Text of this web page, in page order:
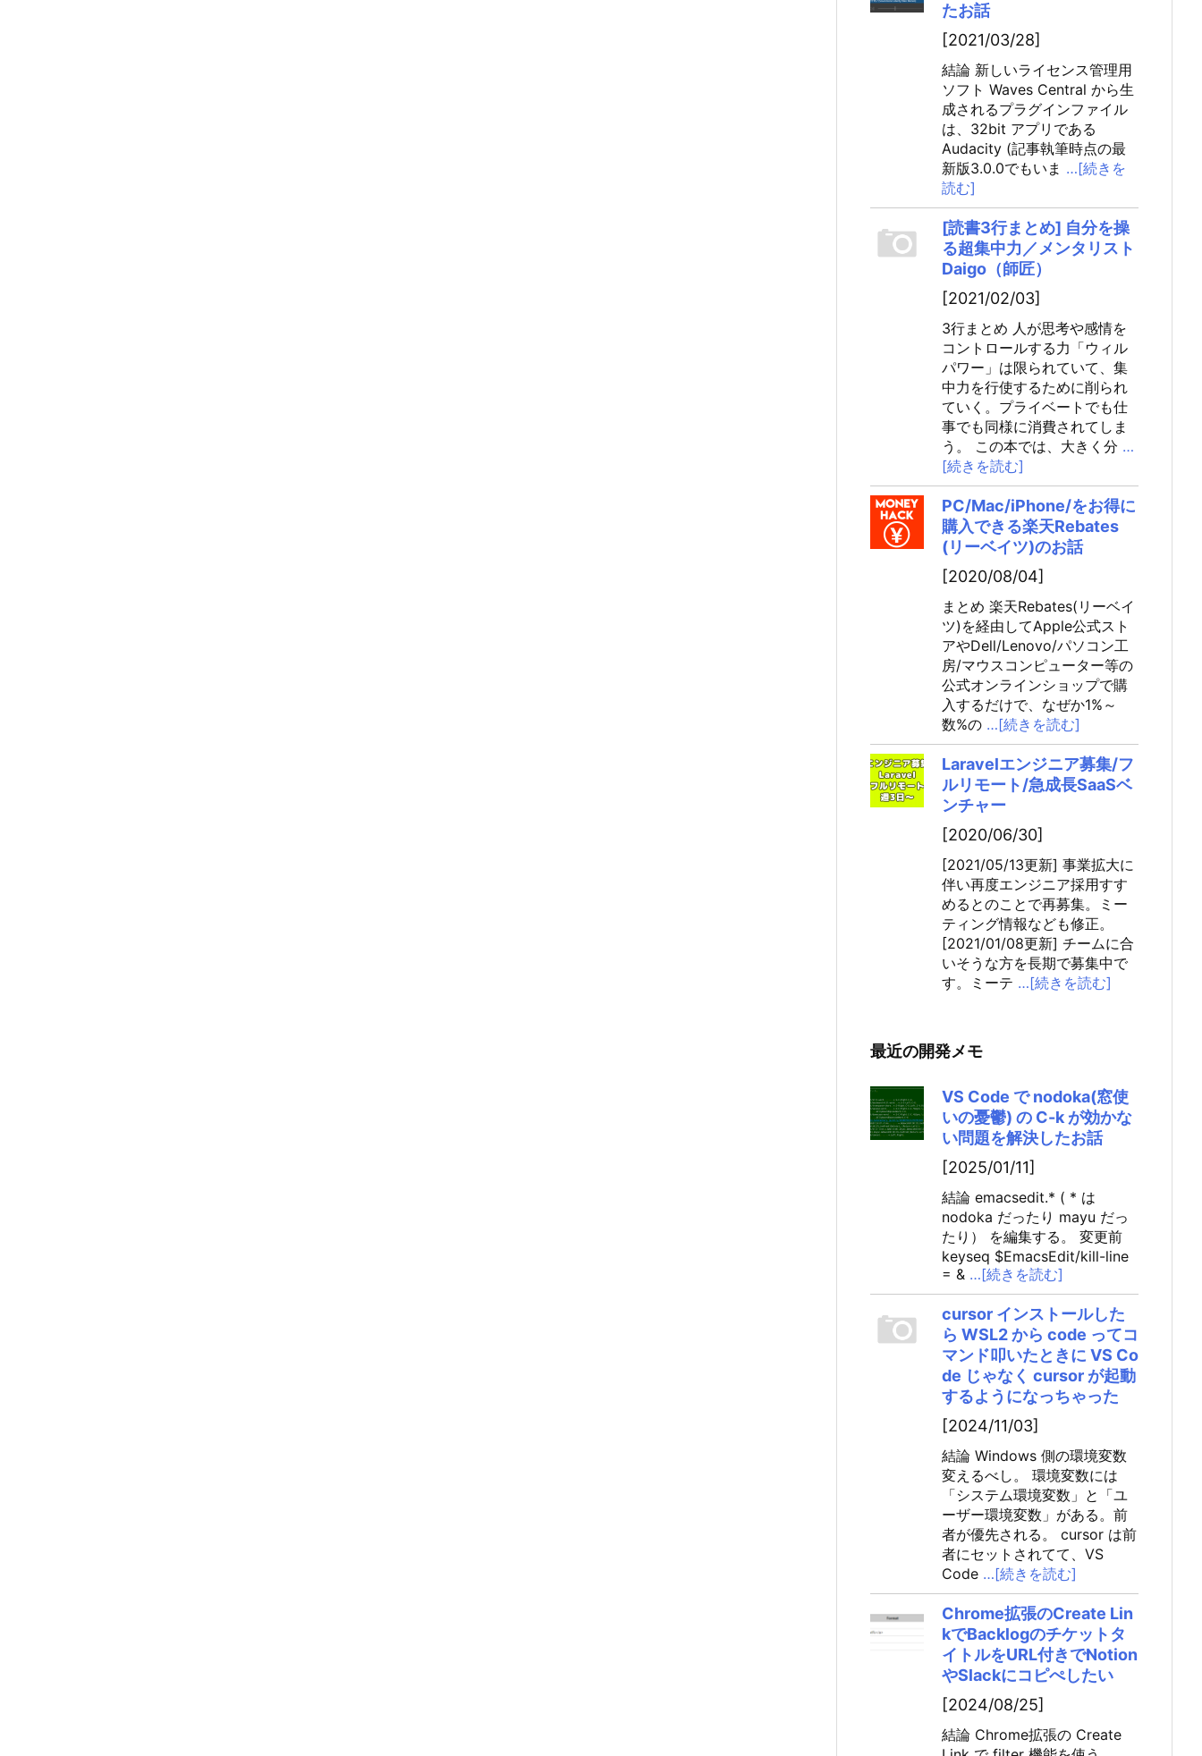
たお話
[2021/03/28]
結論 新しいライセンス管理用
ソフト Waves Central から生
成されるプラグインファイル
は、32bit アプリである
Audacity (記事執筆時点の最
新版3.0.0でもいま …[続きを
読む]
[読書3行まとめ] 自分を操
る超集中力／メンタリスト
Daigo（師匠）
[2021/02/03]
3行まとめ 人が思考や感情を
コントロールする力「ウィル
パワー」は限られていて、集
中力を行使するために削られ
ていく。プライベートでも仕
事でも同様に消費されてしま
う。 この本では、大きく分 …
[続きを読む]
PC/Mac/iPhone/をお得に
購入できる楽天Rebates
(リーベイツ)のお話
[2020/08/04]
まとめ 楽天Rebates(リーベイ
ツ)を経由してApple公式スト
アやDell/Lenovo/パソコン工
房/マウスコンピューター等の
公式オンラインショップで購
入するだけで、なぜか1%～
数%の …[続きを読む]
Laravelエンジニア募集/フ
ルリモート/急成長SaaSベ
ンチャー
[2020/06/30]
[2021/05/13更新] 事業拡大に
伴い再度エンジニア採用すす
めるとのことで再募集。ミー
ティング情報なども修正。
[2021/01/08更新] チームに合
いそうな方を長期で募集中で
す。ミーテ …[続きを読む]
最近の開発メモ
VS Code で nodoka(窓使
いの憂鬱) の C-k が効かな
い問題を解決したお話
[2025/01/11]
結論 emacsedit.* ( * は
nodoka だったり mayu だっ
たり） を編集する。 変更前
keyseq $EmacsEdit/kill-line
= & …[続きを読む]
cursor インストールした
ら WSL2 から code ってコ
マンド叩いたときに VS Co
de じゃなく cursor が起動
するようになっちゃった
[2024/11/03]
結論 Windows 側の環境変数
変えるべし。 環境変数には
「システム環境変数」と「ユ
ーザー環境変数」がある。前
者が優先される。 cursor は前
者にセットされてて、VS
Code …[続きを読む]
Chrome拡張のCreate Lin
kでBacklogのチケットタ
イトルをURL付きでNotion
やSlackにコピぺしたい
[2024/08/25]
結論 Chrome拡張の Create